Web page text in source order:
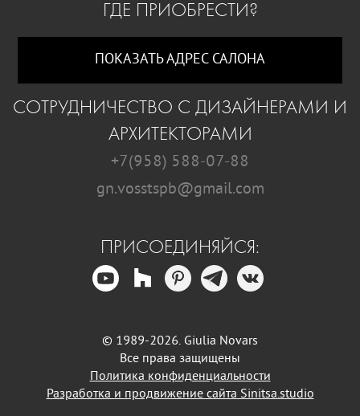
ГДЕ ПРИОБРЕСТИ?
ПОКАЗАТЬ АДРЕС САЛОНА
СОТРУДНИЧЕСТВО С ДИЗАЙНЕРАМИ И
АРХИТЕКТОРАМИ
+7(958) 588-07-88
gn.vosstspb@gmail.com
ПРИСОЕДИНЯЙСЯ:
© 1989-2026. Giulia Novars
Все права защищены
Политика конфиденциальности
Разработка и продвижение сайта Sinitsa.studio